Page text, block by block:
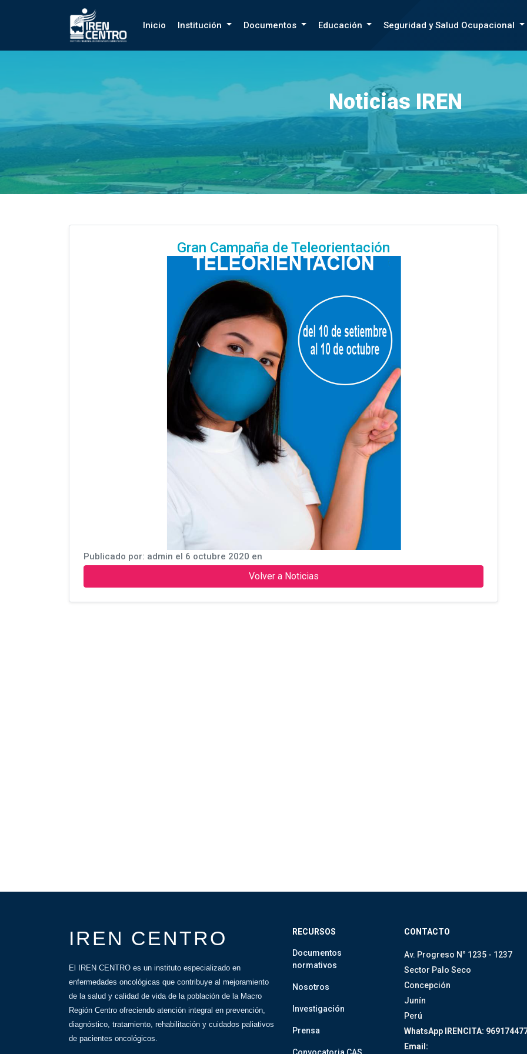
Inicio Institución Documentos Educación Seguridad y Salud Ocupacional
Noticias IREN
Gran Campaña de Teleorientación
Publicado por: admin el 6 octubre 2020 en
Volver a Noticias
IREN CENTRO
El IREN CENTRO es un instituto especializado en
enfermedades oncológicas que contribuye al mejoramiento
de la salud y calidad de vida de la población de la Macro
Región Centro ofreciendo atención integral en prevención,
diagnóstico, tratamiento, rehabilitación y cuidados paliativos
de pacientes oncológicos.
RECURSOS
Documentos
normativos
Nosotros
Investigación
Prensa
CONTACTO
Av. Progreso N° 1235 - 1237
Sector Palo Seco
Concepción
Junín
Perú
WhatsApp IRENCITA:
Email: